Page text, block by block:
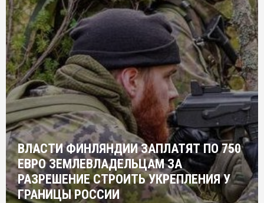
ВЛАСТИ ФИНЛЯНДИИ ЗАПЛАТЯТ ПО 750
ЕВРО ЗЕМЛЕВЛАДЕЛЬЦАМ ЗА
РАЗРЕШЕНИЕ СТРОИТЬ УКРЕПЛЕНИЯ У
ГРАНИЦЫ РОССИИ